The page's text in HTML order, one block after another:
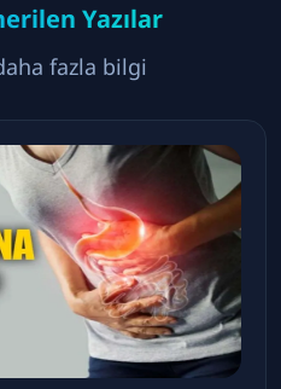
Yazılar
fazla bilgi